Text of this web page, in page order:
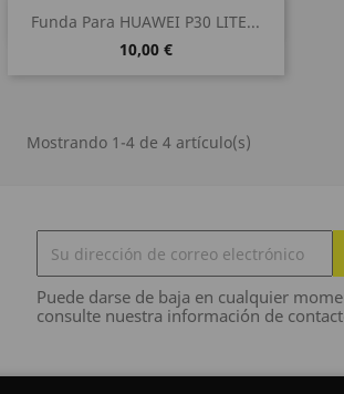
Funda Para HUAWEI P30 LITE...
10,00 €
Vista rápida
Mostrando 1-4 de 4 artículo(s)
Puede darse de baja en cualquier
consulte nuestra información de